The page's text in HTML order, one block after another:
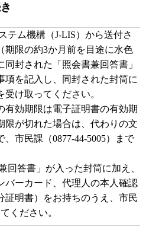
テム機構（J-LIS）から送付さ
期限の約3か月前を目途に水色
封された「照会書兼回答書」
項を記入し、同封された封筒に
け取ってください。
有効期限は電子証明書の有効期
限が切れた場合は、代わりの文
市民課（0877-44-5005）まで
回答書」が入った封筒に加え、
バーカード、代理人の本人確認
証明書）をお持ちのうえ、市民
ください。